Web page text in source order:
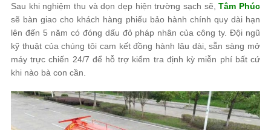
Sau khi nghiệm thu và dọn dẹp hiện trường sạch sẽ,Tâm Phúc
sẽ bàn giao cho khách hàng phiếu bảo hành chính quy dài hạn
lên đến 5 năm có đóng dấu đỏ pháp nhân của công ty. Đội ngũ
kỹ thuật của chúng tôi cam kết đồng hành lâu dài, sẵn sàng mở
máy trực chiến 24/7 để hỗ trợ kiểm tra định kỳ miễn phí bất cứ
khi nào bà con cần.